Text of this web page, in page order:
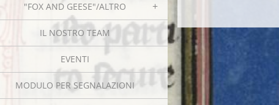
"FOX AND GEESE"/ALTRO
IL NOSTRO TEAM
EVENTI
MODULO PER SEGNALAZIONI